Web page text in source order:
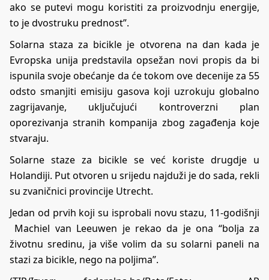
ako se putevi mogu koristiti za proizvodnju energije,
to je dvostruku prednost”.
Solarna staza za bicikle je otvorena na dan kada je
Evropska unija predstavila opsežan novi propis da bi
ispunila svoje obećanje da će tokom ove decenije za 55
odsto smanjiti emisiju gasova koji uzrokuju globalno
zagrijavanje, uključujući kontroverzni plan
oporezivanja stranih kompanija zbog zagađenja koje
stvaraju.
Solarne staze za bicikle se već koriste drugdje u
Holandiji. Put otvoren u srijedu najduži je do sada, rekli
su zvaničnici provincije Utrecht.
Jedan od prvih koji su isprobali novu stazu, 11-godišnji
Machiel van Leeuwen je rekao da je ona “bolja za
životnu sredinu, ja više volim da su solarni paneli na
stazi za bicikle, nego na poljima”.